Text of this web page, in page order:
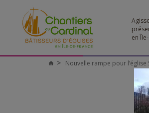
en
Chantiers
Nouvelle rampe pour l’église